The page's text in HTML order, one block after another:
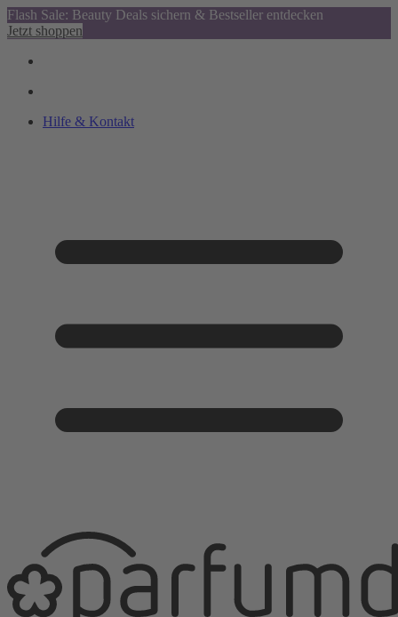
Flash Sale: Beauty Deals sichern & Bestseller entdecken
Jetzt shoppen
Hilfe & Kontakt